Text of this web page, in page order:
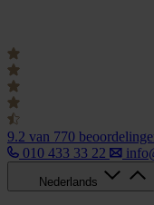
9.2 van 770
010 433 33 22
Nederlands